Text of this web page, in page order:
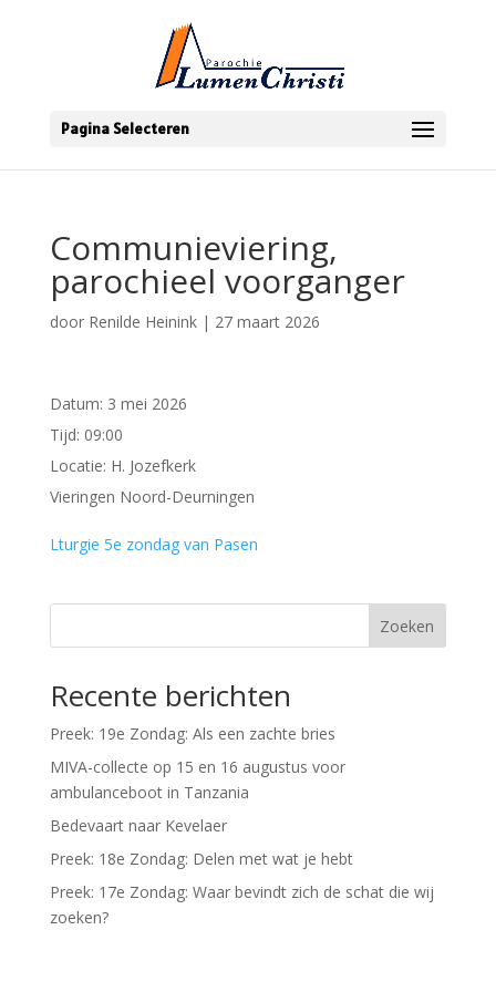
Pagina Selecteren
Communieviering,
parochieel voorganger
door Renilde Heinink| 27 maart 2026
Datum: 3 mei 2026
Tijd: 09:00
Locatie: H. Jozefkerk
Vieringen Noord-Deurningen
Lturgie 5e zondag van Pasen
Zoeken
Recente berichten
Preek: 19e Zondag: Als een zachte bries
MIVA-collecte op 15 en 16 augustus voor
ambulanceboot in Tanzania
Bedevaart naar Kevelaer
Preek: 18e Zondag: Delen met wat je hebt
Preek: 17e Zondag: Waar bevindt zich de schat die wij
zoeken?